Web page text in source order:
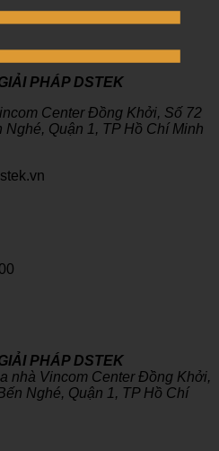
PHÁP DSTEK
Center Đồng Khởi, Số 72
Quận 1, TP Hồ Chí Minh
PHÁP DSTEK
nhà Vincom Center Đồng Khởi,
Nghé, Quận 1, TP Hồ Chí